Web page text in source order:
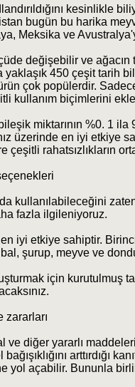
kesinlikle
bugün bu harika
Meksika ve
değişebilir ve ağacın
450 çeşit tarih
çok popülerdir.
kullanım biçimlerini
miktarının %0. 1 ila
üzerinde en iyi
rahatsızlıkların
kullanılabileceğini
fazla ilgileniyoruz.
iyi etkiye sahiptir.
şurup, meyve ve
için kurutulmuş
zararları
ve diğer yararlı
arttırdığı
yol açabilir. Bununla